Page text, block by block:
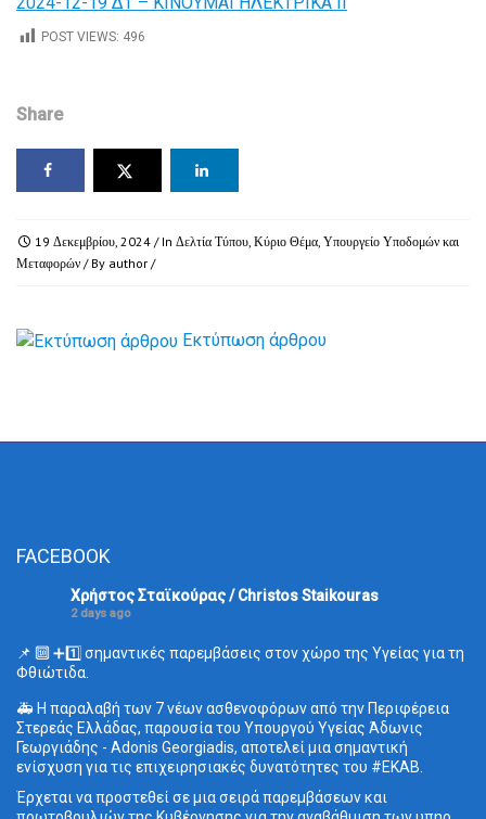
POST VIEWS: 496
Share
19 Δεκεμβρίου, 2024 / In Δελτία Τύπου, Κύριο Θέμα, Υπουργείο Υποδομών και
Μεταφορών / By author /
Εκτύπωση άρθρου
FACEBOOK
Χρήστος Σταϊκούρας / Christos Staikouras
2 days ago
📌 🔟 ➕1️⃣ σημαντικές παρεμβάσεις στον χώρο της Υγείας για τη
Φθιώτιδα.
🚑 Η παραλαβή των 7 νέων ασθενοφόρων από την Περιφέρεια
Στερεάς Ελλάδας, παρουσία του Υπουργού Υγείας Άδωνις
Γεωργιάδης - Adonis Georgiadis, αποτελεί μια σημαντική
ενίσχυση για τις επιχειρησιακές δυνατότητες του #ΕΚΑΒ.
Έρχεται να προστεθεί σε μια σειρά παρεμβάσεων και